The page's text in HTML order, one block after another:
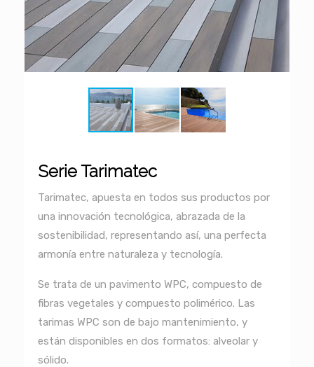
Serie Tarimatec
Tarimatec, apuesta en todos sus productos por
una innovación tecnológica, abrazada de la
sostenibilidad, representando así, una perfecta
armonía entre naturaleza y tecnología.
Se trata de un pavimento WPC, compuesto de
fibras vegetales y compuesto polimérico. Las
tarimas WPC son de bajo mantenimiento, y
están disponibles en dos formatos: alveolar y
sólido.